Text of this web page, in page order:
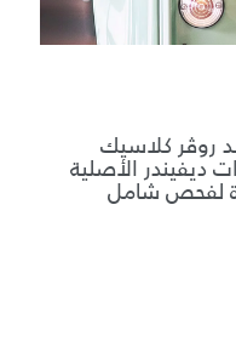
روڤر كلاسيك
ديفيندر الأصلية
لفحص شامل